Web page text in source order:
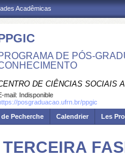
Acadêmicas
DE PÓS-
DE CIÊNCIAS SOCIAIS
mail: Indisponible
posgraduacao.ufrn.br/ppgic
Pecherche Calendrier Les